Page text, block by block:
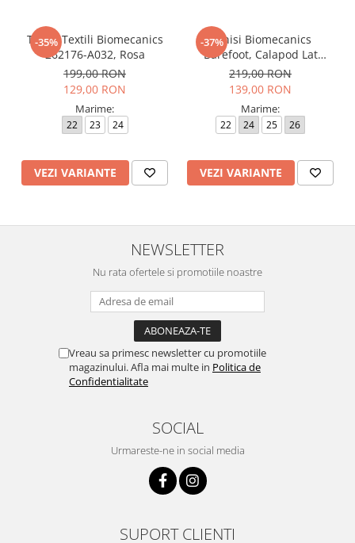
-35%
Tenisi Textili Biomecanics
262176-A032, Rosa
199,00 RON
129,00 RON
Marime:
22 23 24
VEZI VARIANTE
-37%
Tenisi Biomecanics
Barefoot, Calapod Lat
262190-E032 Rosa
219,00 RON
139,00 RON
Marime:
22 24 25 26
VEZI VARIANTE
NEWSLETTER
Nu rata ofertele si promotiile noastre
Vreau sa primesc newsletter cu promotiile
magazinului. Afla mai multe in Politica de
Confidentialitate
SOCIAL
Urmareste-ne in social media
SUPORT CLIENTI